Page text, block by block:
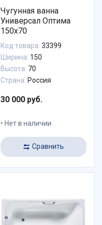
Чугунная ванна
Универсал Оптима
150х70
Код товара: 33399
Ширина: 150
Высота: 70
Страна: Россия
30 000 руб.
Нет в наличии
Сравнить